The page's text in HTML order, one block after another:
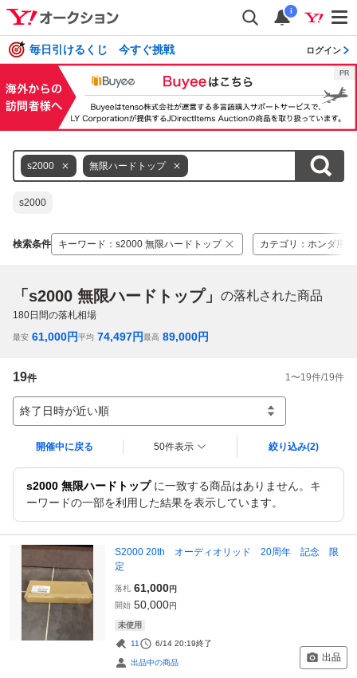
i
毎日引けるくじ 今すぐ挑戦 ログイン
s2000 無限ハードトップ
s2000
検索条件 キーワード ： s2000 無限ハードトップ カテゴリ ： ホンダ用
「s2000 無限ハードトップ」 の落札された商品
180日間の落札相場
最安 61,000円平均 74,497円最高 89,000円
19件 1 〜19件/19件
終了日時が近い順
開催中に戻る 50件表示 絞り込み(2)
s2000 無限ハードトップに一致する商品はありません。キ
ーワードの一部を利用した結果を表示しています。
S2000 20th オーディオリッド 20周年 記念 限
定
落札 61,000円
開始 50,000円
未使用
11 6/14 20:19終了
出品中の商品 出品